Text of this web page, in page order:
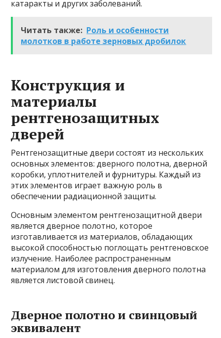
катаракты и других заболеваний.
Читать также: Роль и особенности
молотков в работе зерновых дробилок
Конструкция и
материалы
рентгенозащитных
дверей
Рентгенозащитные двери состоят из нескольких
основных элементов: дверного полотна, дверной
коробки, уплотнителей и фурнитуры. Каждый из
этих элементов играет важную роль в
обеспечении радиационной защиты.
Основным элементом рентгенозащитной двери
является дверное полотно, которое
изготавливается из материалов, обладающих
высокой способностью поглощать рентгеновское
излучение. Наиболее распространенным
материалом для изготовления дверного полотна
является листовой свинец.
Дверное полотно и свинцовый
эквивалент